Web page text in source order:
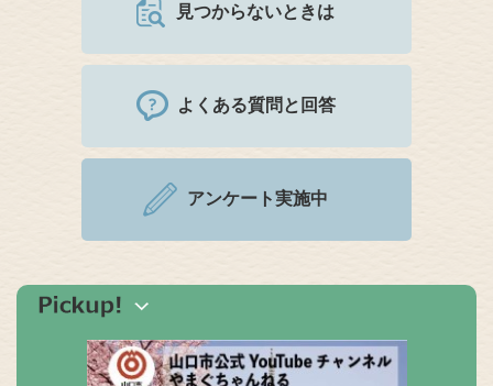
見つからないときは
よくある質問と回答
アンケート実施中